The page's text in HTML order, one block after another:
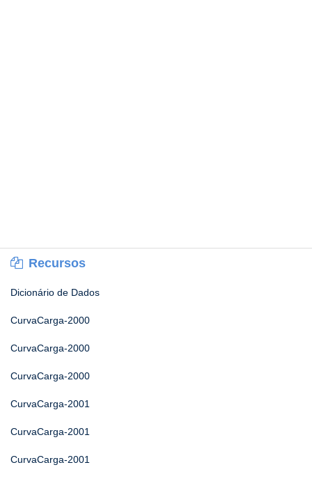
Recursos
Dicionário de Dados
CurvaCarga-2000
CurvaCarga-2000
CurvaCarga-2000
CurvaCarga-2001
CurvaCarga-2001
CurvaCarga-2001